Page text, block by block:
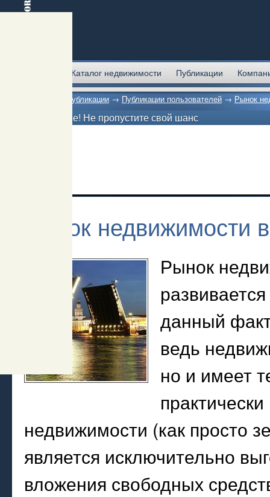
Каталог недвижимости Публикации
Публикации → Публикации пользователей → Рынок
Внимание! Не пропустите свой шанс
Рынок недвижимости
Рынок
данный
ведь
но и имеет
недвижимости (как просто
является исключительно
вложения свободных